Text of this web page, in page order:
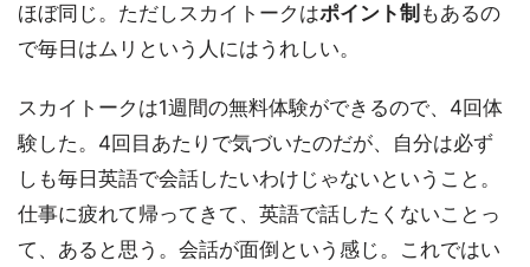
ほぼ同じ。ただしスカイトークはポイント制 もあるの
で毎日はムリという人にはうれしい。
スカイトークは1週間の無料体験ができるので、4回体
験した。4回目あたりで気づいたのだが、自分は必ず
しも毎日英語で会話したいわけじゃないということ。
仕事に疲れて帰ってきて、英語で話したくないことっ
て、あると思う。会話が面倒という感じ。これではい